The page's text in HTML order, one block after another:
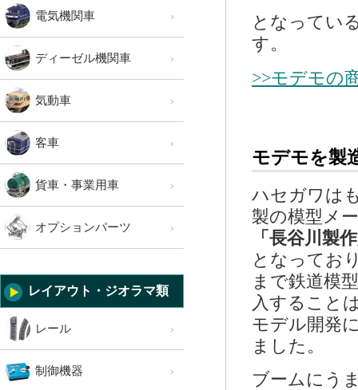
電気機関車
ディーゼル機関車
気動車
客車
貨車・事業用車
オプションパーツ
レイアウト・ジオラマ類
レール
制御機器
となってい
す。
>>モデモの
モデモを製
ハセガワは
製の模型メ
「長谷川製
となってお
まで鉄道模
入すること
モデル開発
ました。
ブームにう